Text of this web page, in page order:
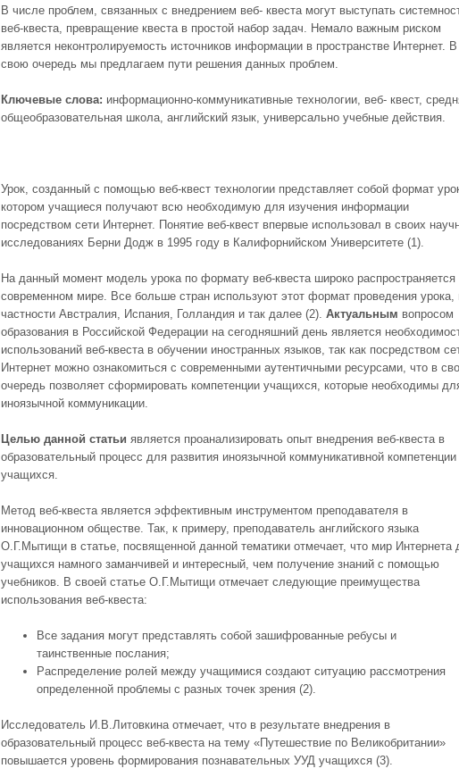
В числе проблем, связанных с внедрением веб- квеста могут выступать
веб-квеста, превращение квеста в простой набор задач. Немало важным риском
является неконтролируемость источников информации в пространстве Интернет. В
свою очередь мы предлагаем пути решения данных проблем.
Ключевые слова: информационно-коммуникативные технологии, веб- квест,
общеобразовательная школа, английский язык, универсально учебные действия.
Урок, созданный с помощью веб-квест технологии представляет собой формат
котором учащиеся получают всю необходимую для изучения информации
посредством сети Интернет. Понятие веб-квест впервые использовал в своих
исследованиях Берни Додж в 1995 году в Калифорнийском Университете (1).
На данный момент модель урока по формату веб-квеста широко распространяется
современном мире. Все больше стран используют этот формат проведения урока,
частности Австралия, Испания, Голландия и так далее (2). Актуальным вопросом
образования в Российской Федерации на сегодняшний день является
использований веб-квеста в обучении иностранных языков, так как посредством
Интернет можно ознакомиться с современными аутентичными ресурсами, что в
очередь позволяет сформировать компетенции учащихся, которые необходимы
иноязычной коммуникации.
Целью данной статьи является проанализировать опыт внедрения веб-квеста в
образовательный процесс для развития иноязычной коммуникативной компетенции
учащихся.
Метод веб-квеста является эффективным инструментом преподавателя в
инновационном обществе. Так, к примеру, преподаватель английского языка
О.Г.Мытищи в статье, посвященной данной тематики отмечает, что мир Интернета
учащихся намного заманчивей и интересный, чем получение знаний с помощью
учебников. В своей статье О.Г.Мытищи отмечает следующие преимущества
использования веб-квеста:
Все задания могут представлять собой зашифрованные ребусы и
таинственные послания;
Распределение ролей между учащимися создают ситуацию рассмотрения
определенной проблемы с разных точек зрения (2).
Исследователь И.В.Литовкина отмечает, что в результате внедрения в
образовательный процесс веб-квеста на тему «Путешествие по Великобритании»
повышается уровень формирования познавательных УУД учащихся (3).